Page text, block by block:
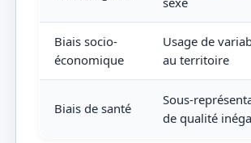
Biais socio-
économique
Usage de
au territoire
Biais de santé
Sous-
de qualité